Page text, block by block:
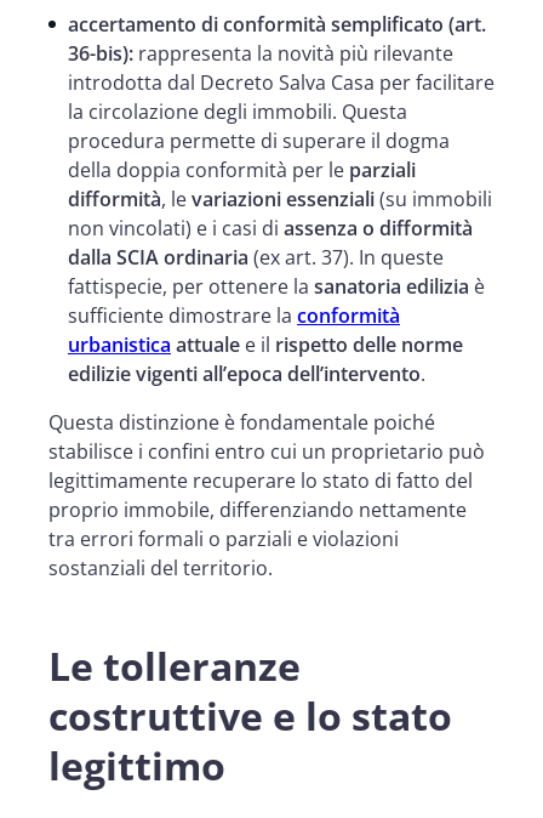
accertamento di conformità semplificato (art.
36-bis): rappresenta la novità più rilevante
introdotta dal Decreto Salva Casa per facilitare
la circolazione degli immobili. Questa
procedura permette di superare il dogma
della doppia conformità per le parziali
difformità, levariazioni essenziali(su immobili
non vincolati) e i casi di assenza o difformità
dalla SCIA ordinaria (ex art. 37). In queste
fattispecie, per ottenere la sanatoria edilizia è
sufficiente dimostrare la conformità
urbanistica attuale e il rispetto delle norme
edilizie vigenti all’epoca dell’intervento.
Questa distinzione è fondamentale poiché
stabilisce i confini entro cui un proprietario può
legittimamente recuperare lo stato di fatto del
proprio immobile, differenziando nettamente
tra errori formali o parziali e violazioni
sostanziali del territorio.
Le tolleranze
costruttive e lo stato
legittimo